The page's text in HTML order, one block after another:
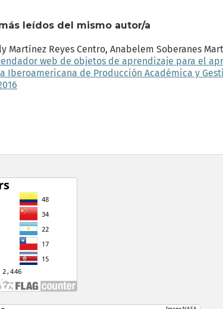
leídos del mismo autor/a
Martínez Reyes Centro, Anabelem Soberanes
web de objetos de aprendizaje para el
Iberoamericana de Producción Académica y